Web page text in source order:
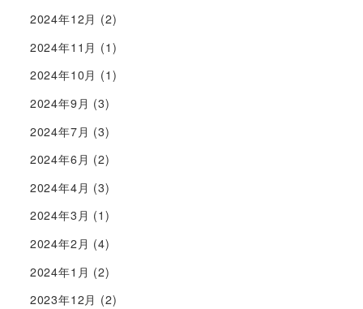
2024年12月 (2)
2024年11月 (1)
2024年10月 (1)
2024年9月 (3)
2024年7月 (3)
2024年6月 (2)
2024年4月 (3)
2024年3月 (1)
2024年2月 (4)
2024年1月 (2)
2023年12月 (2)